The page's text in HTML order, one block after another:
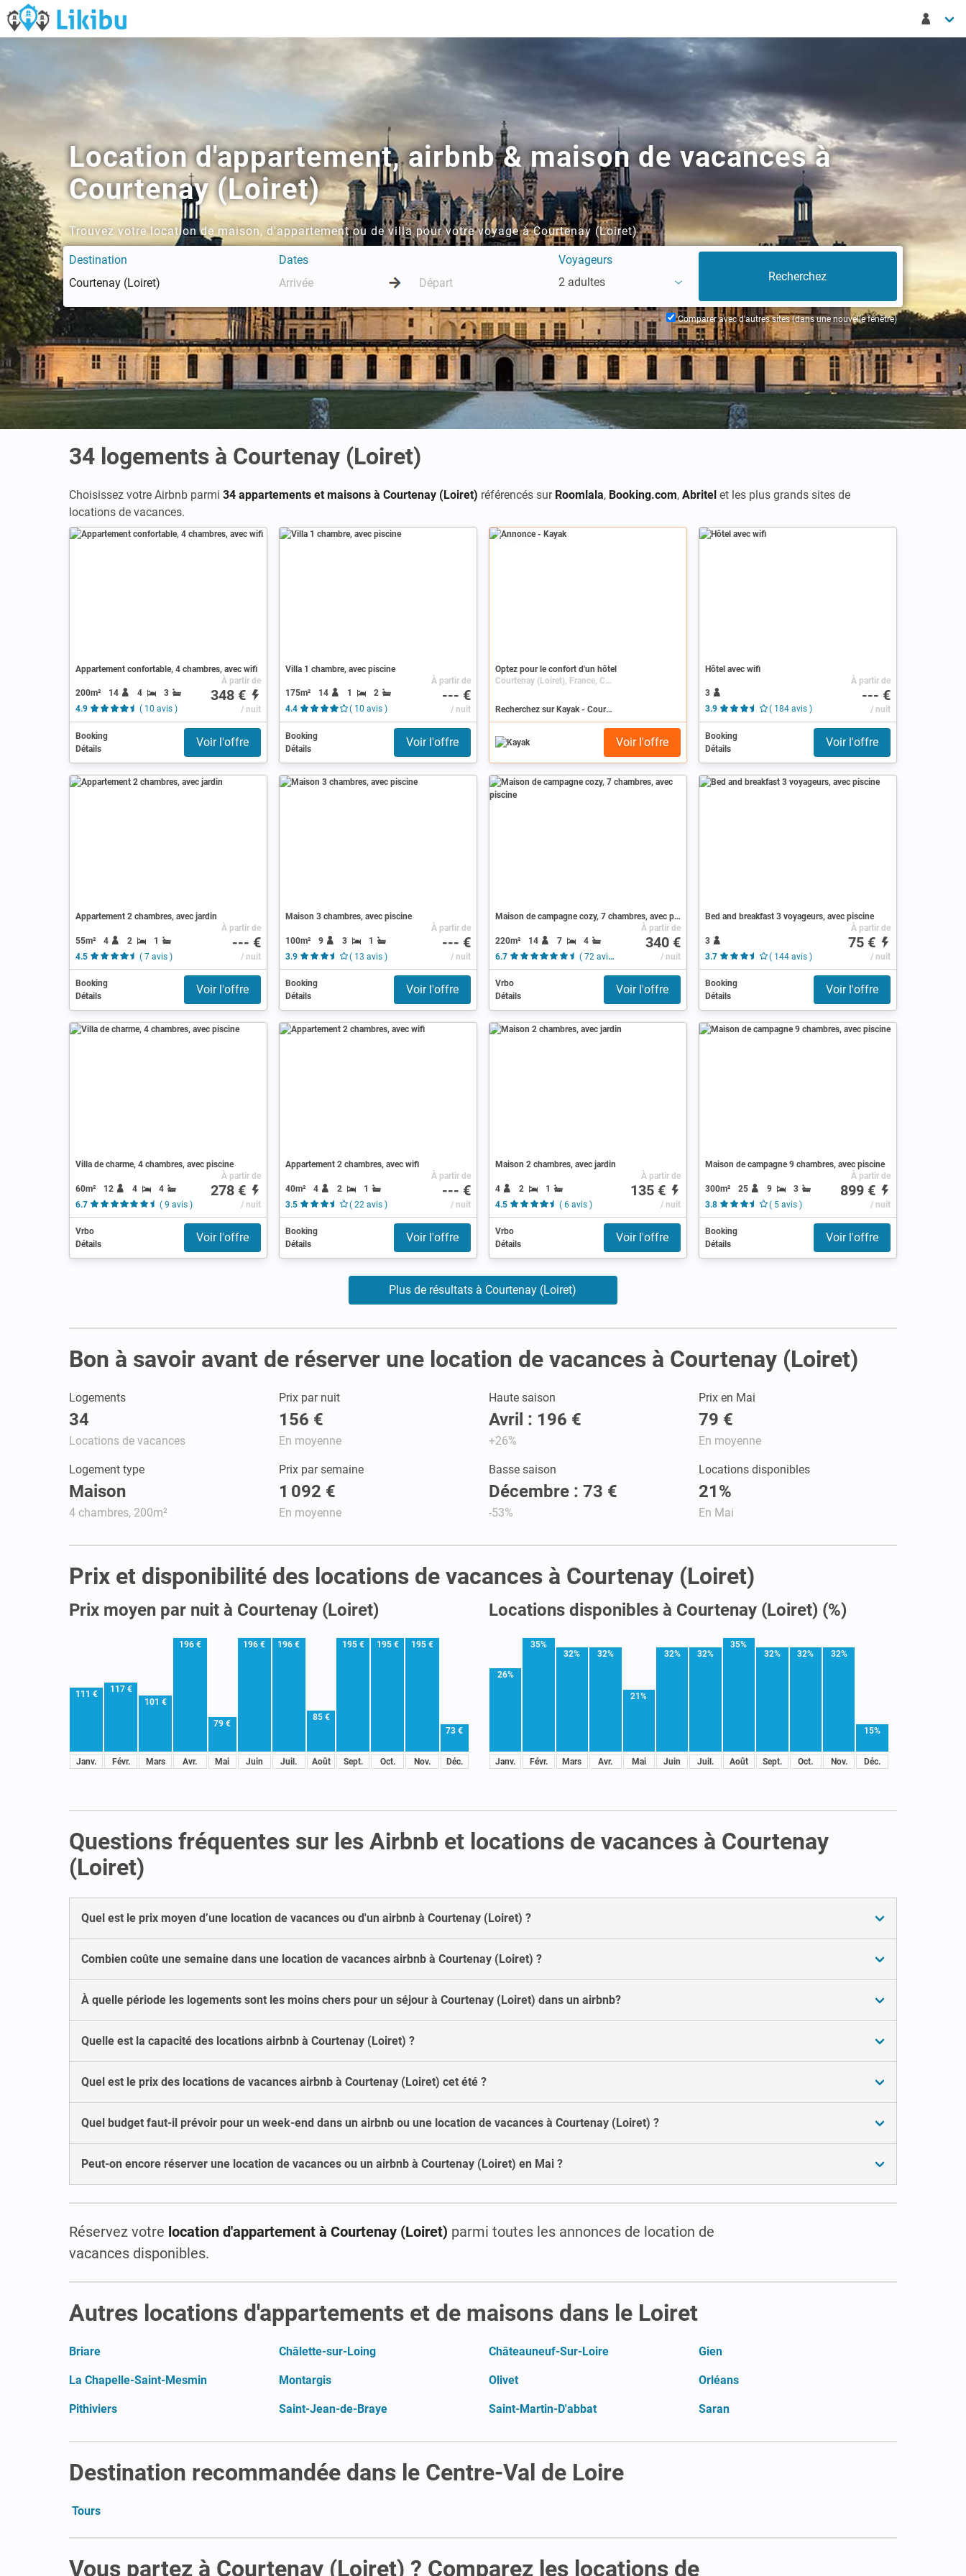
Location d'appartement, airbnb & maison de vacances à
Courtenay (Loiret)
Trouvez votre location de maison, d'appartement ou de villa pour votre voyage à Courtenay (Loiret)
Destination Dates
Voyageurs
2 adultes
Comparer avec d'autres sites (dans une nouvelle fenêtre)
34 logements à Courtenay (Loiret)
Choisissez votre Airbnb parmi 34 appartements et maisons à Courtenay (Loiret) référencés sur Roomlala, Booking.com, Abritel et les plus grands sites de
locations de vacances.
Appartement confortable, 4 chambres, avec wifi
200m² 14 4
3
4.9
( 10 avis )
À partir de
348 €
/ nuit
Booking
Détails
Voir l'offre
Villa 1 chambre, avec piscine
175m² 14 1
2
4.4
( 10 avis )
À partir de
--- €
/ nuit
Booking
Détails
Voir l'offre
Annonce
Optez pour le confort d'un hôtel
Courtenay (Loiret), France, Centre-Val de Loire, Loiret
Recherchez sur Kayak - Courtenay (Loiret)
Voir l'offre
Hôtel avec wifi
3
3.9
( 184 avis )
À partir de
--- €
/ nuit
Booking
Détails
Voir l'offre
Appartement 2 chambres, avec jardin
55m² 4 2
1
4.5
( 7 avis )
À partir de
--- €
/ nuit
Booking
Détails
Voir l'offre
Maison 3 chambres, avec piscine
100m² 9 3
1
3.9
( 13 avis )
À partir de
--- €
/ nuit
Booking
Détails
Voir l'offre
Maison de campagne cozy, 7 chambres, avec piscine
220m² 14 7
4
6.7
( 72 avis )
À partir de
340 €
/ nuit
Vrbo
Détails
Voir l'offre
Bed and breakfast 3 voyageurs, avec piscine
3
3.7
( 144 avis )
À partir de
75 €
/ nuit
Booking
Détails
Voir l'offre
Villa de charme, 4 chambres, avec piscine
60m² 12 4
4
6.7
( 9 avis )
À partir de
278 €
/ nuit
Vrbo
Détails
Voir l'offre
Appartement 2 chambres, avec wifi
40m² 4 2
1
3.5
( 22 avis )
À partir de
--- €
/ nuit
Booking
Détails
Voir l'offre
Maison 2 chambres, avec jardin
4 2
1
4.5
( 6 avis )
À partir de
135 €
/ nuit
Vrbo
Détails
Voir l'offre
Maison de campagne 9 chambres, avec piscine
300m² 25 9
3
3.8
( 5 avis )
À partir de
899 €
/ nuit
Booking
Détails
Voir l'offre
Plus de résultats à Courtenay (Loiret)
Bon à savoir avant de réserver une location de vacances à Courtenay (Loiret)
Logements
34
Locations de vacances
Prix par nuit
156 €
En moyenne
Haute saison
Avril : 196 €
+26%
Prix en Mai
79 €
En moyenne
Logement type
Maison
4 chambres, 200m²
Prix par semaine
1 092 €
En moyenne
Basse saison
Décembre : 73 €
-53%
Locations disponibles
21%
En Mai
Prix et disponibilité des locations de vacances à Courtenay (Loiret)
Prix moyen par nuit à Courtenay (Loiret)
111 €
Janv.
117 €
Févr.
101 €
Mars
196 €
Avr.
79 €
Mai
196 €
Juin
196 €
Juil.
85 €
Août
195 €
Sept.
195 €
Oct.
195 €
Nov.
73 €
Déc.
Locations disponibles à Courtenay (Loiret) (%)
26%
Janv.
35%
Févr.
32%
Mars
32%
Avr.
21%
Mai
32%
Juin
32%
Juil.
35%
Août
32%
Sept.
32%
Oct.
32%
Nov.
15%
Déc.
Questions fréquentes sur les Airbnb et locations de vacances à Courtenay
(Loiret)
Quel est le prix moyen d’une location de vacances ou d'un airbnb à Courtenay (Loiret) ?
Combien coûte une semaine dans une location de vacances airbnb à Courtenay (Loiret) ?
À quelle période les logements sont les moins chers pour un séjour à Courtenay (Loiret) dans un airbnb?
Quelle est la capacité des locations airbnb à Courtenay (Loiret) ?
Quel est le prix des locations de vacances airbnb à Courtenay (Loiret) cet été ?
Quel budget faut-il prévoir pour un week-end dans un airbnb ou une location de vacances à Courtenay (Loiret) ?
Peut-on encore réserver une location de vacances ou un airbnb à Courtenay (Loiret) en Mai ?
Réservez votre location d'appartement à Courtenay (Loiret) parmi toutes les annonces de location de
vacances disponibles.
Autres locations d'appartements et de maisons dans le Loiret
Briare Châlette-sur-Loing Châteauneuf-Sur-Loire Gien
La Chapelle-Saint-Mesmin Montargis Olivet Orléans
Pithiviers Saint-Jean-de-Braye Saint-Martin-D'abbat Saran
Destination recommandée dans le Centre-Val de Loire
Tours
Vous partez à Courtenay (Loiret) ? Comparez les locations de